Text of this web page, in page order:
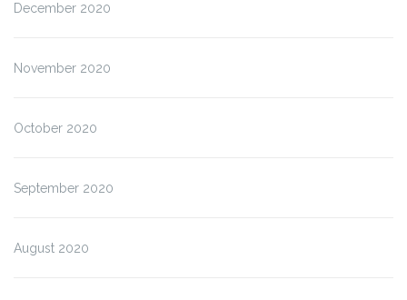
December 2020
November 2020
October 2020
September 2020
August 2020